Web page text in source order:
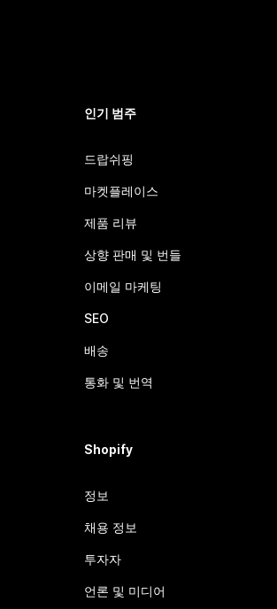
인기 범주
드랍쉬핑
마켓플레이스
제품 리뷰
상향 판매 및 번들
이메일 마케팅
SEO
배송
통화 및 번역
Shopify
정보
채용 정보
투자자
언론 및 미디어